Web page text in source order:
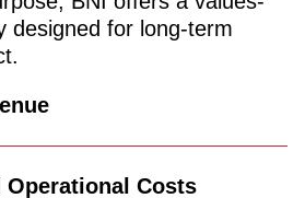
designed for long-term
Operational Costs